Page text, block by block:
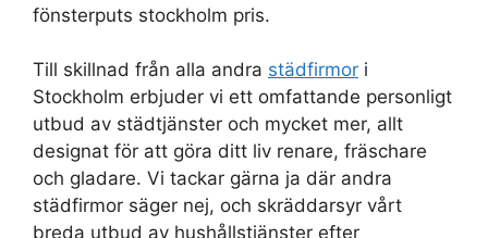
fönsterputs stockholm pris.
Till skillnad från alla andra städfirmor i
Stockholm erbjuder vi ett omfattande personligt
utbud av städtjänster och mycket mer, allt
designat för att göra ditt liv renare, fräschare
och gladare. Vi tackar gärna ja där andra
städfirmor säger nej, och skräddarsyr vårt
breda utbud av hushållstjänster efter